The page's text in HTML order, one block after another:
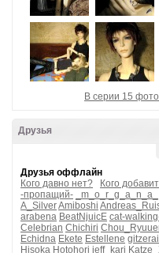
В серии 15
Друзья
Друзья оффлайн
Кого давно нет?
Кого
-пропащий-
_m_o_r_g_a_n_a_
A_SilverAmiboshi
arabena BeatNjuicE cat-
Celebrian Chichiri
Echidna Ekete Estellene gitzerai
Hisoka Hotohori jeff_kari